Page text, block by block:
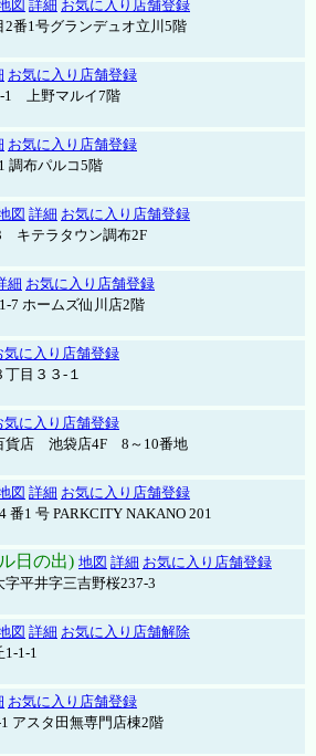
図 詳細 お気に入り店舗登録
番1号グランデュオ立川5階
お気に入り店舗登録
1 上野マルイ7階
お気に入り店舗登録
調布パルコ5階
図 詳細 お気に入り店舗登録
キテラタウン調布2F
細 お気に入り店舗登録
7 ホームズ仙川店2階
気に入り店舗登録
目３３-１
気に入り店舗登録
貨店 池袋店4F 8～10番地
図 詳細 お気に入り店舗登録
番1 号 PARKCITY NAKANO 201
日の出) 地図 詳細 お気に入り店舗登録
平井字三吉野桜237-3
図 詳細 お気に入り店舗解除
1-1-1
お気に入り店舗登録
アスタ田無専門店棟2階